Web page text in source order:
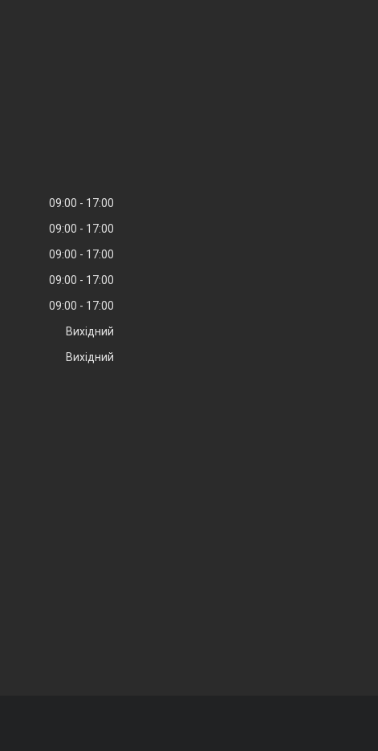
09:00
17:00
09:00
17:00
09:00
17:00
09:00
17:00
09:00
17:00
Вихідний
Вихідний